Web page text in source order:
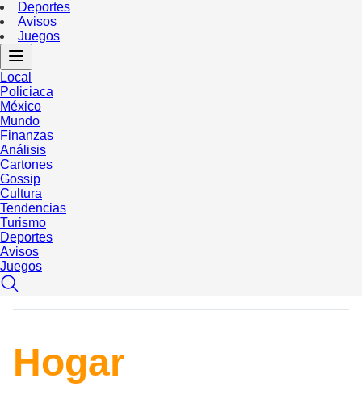
Deportes
Avisos
Juegos
Local
Policiaca
México
Mundo
Finanzas
Análisis
Cartones
Gossip
Cultura
Tendencias
Turismo
Deportes
Avisos
Juegos
Hogar